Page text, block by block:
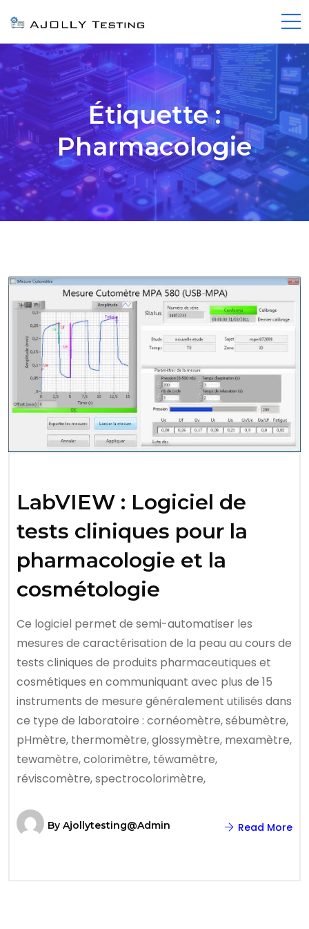
Étiquette :
Pharmacologie
LabVIEW : Logiciel de
tests cliniques pour la
pharmacologie et la
cosmétologie
Ce logiciel permet de semi-automatiser les
mesures de caractérisation de la peau au cours de
tests cliniques de produits pharmaceutiques et
cosmétiques en communiquant avec plus de 15
instruments de mesure généralement utilisés dans
ce type de laboratoire : cornéomètre, sébumètre,
pHmètre, thermomètre, glossymètre, mexamètre,
tewamètre, colorimètre, téwamètre,
réviscomètre, spectrocolorimètre,
By Ajollytesting@admin Read More